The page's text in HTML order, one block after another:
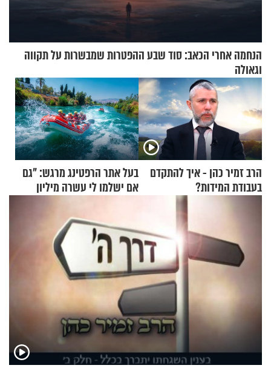
הנחמה אחרי הכאב: סוד שבע ההפטרות שמבשרות על תקווה
וגאולה
הרב זמיר כהן - איך להתקדם
בעבודת המידות?
בעל אתר הרפטינג מרגש: "גם
אם ישלמו לי עשרה מיליון